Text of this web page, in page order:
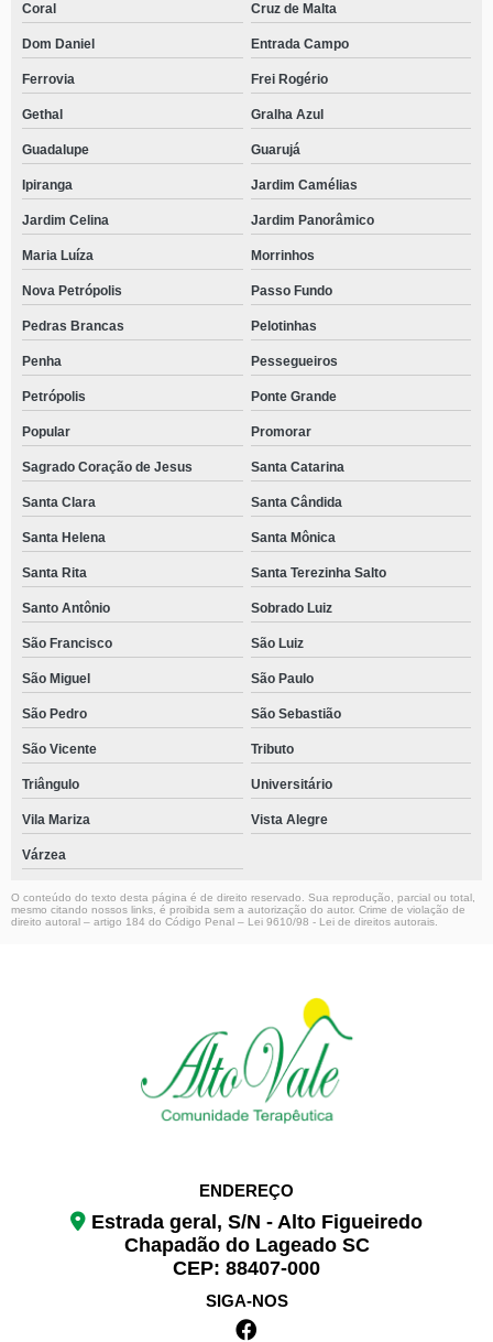
Coral Cruz de Malta
Dom Daniel Entrada Campo
Ferrovia Frei Rogério
Gethal Gralha Azul
Guadalupe Guarujá
Ipiranga Jardim Camélias
Jardim Celina Jardim Panorâmico
Maria Luíza Morrinhos
Nova Petrópolis Passo Fundo
Pedras Brancas Pelotinhas
Penha Pessegueiros
Petrópolis Ponte Grande
Popular Promorar
Sagrado Coração de Jesus Santa Catarina
Santa Clara Santa Cândida
Santa Helena Santa Mônica
Santa Rita Santa Terezinha Salto
Santo Antônio Sobrado Luiz
São Francisco São Luiz
São Miguel São Paulo
São Pedro São Sebastião
São Vicente Tributo
Triângulo Universitário
Vila Mariza Vista Alegre
Várzea
O conteúdo do texto desta página é de direito reservado. Sua reprodução, parcial ou total,
mesmo citando nossos links, é proibida sem a autorização do autor. Crime de violação de
direito autoral – artigo 184 do Código Penal – Lei 9610/98 - Lei de direitos autorais
ENDEREÇO
Estrada geral, S/N - Alto Figueiredo
Chapadão do Lageado SC
CEP: 88407-000
SIGA-NOS